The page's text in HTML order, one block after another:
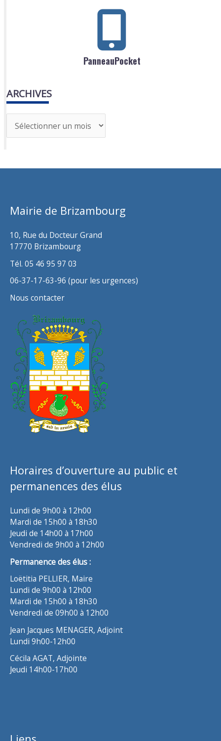
PanneauPocket
ARCHIVES
r
h
Mairie de Brizambourg
10, Rue du Docteur Grand
17770 Brizambourg
Tél. 05 46 95 97 03
06-37-17-63-96 (pour les urgences)
Nous contacter
Horaires d’ouverture au public et
permanences des élus
Lundi de 9h00 à 12h00
Mardi de 15h00 à 18h30
Jeudi de 14h00 à 17h00
Vendredi de 9h00 à 12h00
Permanence des élus :
Loëtitia PELLIER, Maire
Lundi de 9h00 à 12h00
Mardi de 15h00 à 18h30
Vendredi de 09h00 à 12h00
Jean Jacques MENAGER, Adjoint
Lundi 9h00-12h00
Cécila AGAT, Adjointe
Jeudi 14h00-17h00